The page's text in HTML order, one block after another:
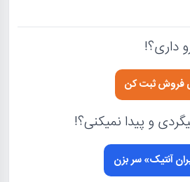
داری؟!
فروش ثبت کن
و پیدا نمیکنی؟!
آنتیک» سر بزن